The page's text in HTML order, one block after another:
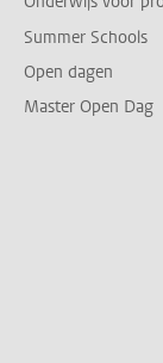
Summer Schools
Open dagen
Master Open Dag